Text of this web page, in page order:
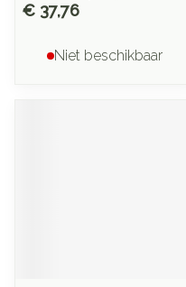
€ 37,76
Niet beschikbaar